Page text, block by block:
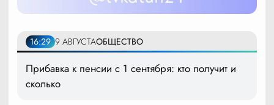
16:29 9 АВГУСТАОБЩЕСТВО
Прибавка к пенсии с 1 сентября: кто получит и
сколько